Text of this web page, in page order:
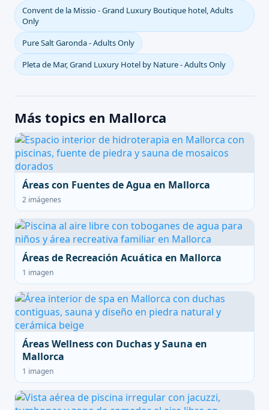
Convent de la Missio - Grand Luxury Boutique hotel, Adults
Only
Pure Salt Garonda - Adults Only
Pleta de Mar, Grand Luxury Hotel by Nature - Adults Only
Más topics en Mallorca
Áreas con Fuentes de Agua en Mallorca
2 imágenes
Áreas de Recreación Acuática en Mallorca
1 imagen
Áreas Wellness con Duchas y Sauna en
Mallorca
1 imagen